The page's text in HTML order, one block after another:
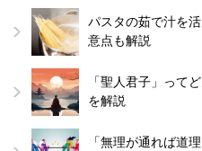
パスタの茹で汁を
意点も解説
「聖人君子」って
を解説
「無理が通れば道